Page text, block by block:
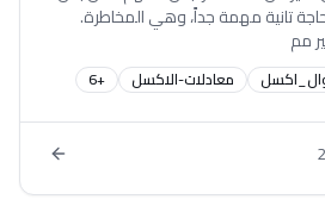
تانية مهمة جداً، وهي المخاطرة.
مم
معادلات-الاكسل +
6